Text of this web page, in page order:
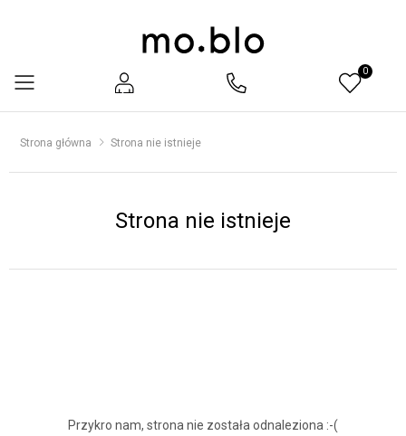
Menu
0
Strona główna Strona nie istnieje
Strona nie istnieje
Przykro nam, strona nie została odnaleziona :-(